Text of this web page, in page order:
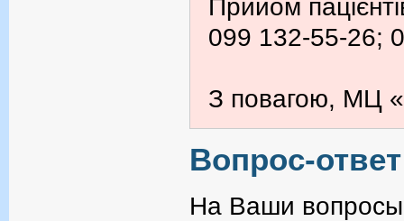
Прийом
099 132-55-26;
З повагою, МЦ
Вопрос-
На Ваши вопросы